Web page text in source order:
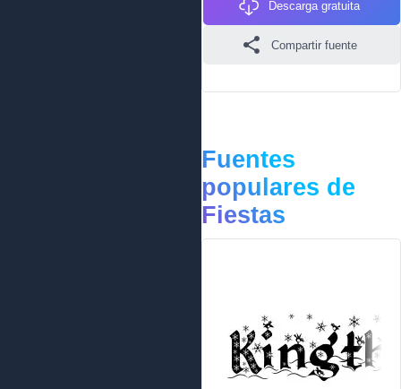
Descarga gratuita
Compartir fuente
Fuentes
populares de
Fiestas